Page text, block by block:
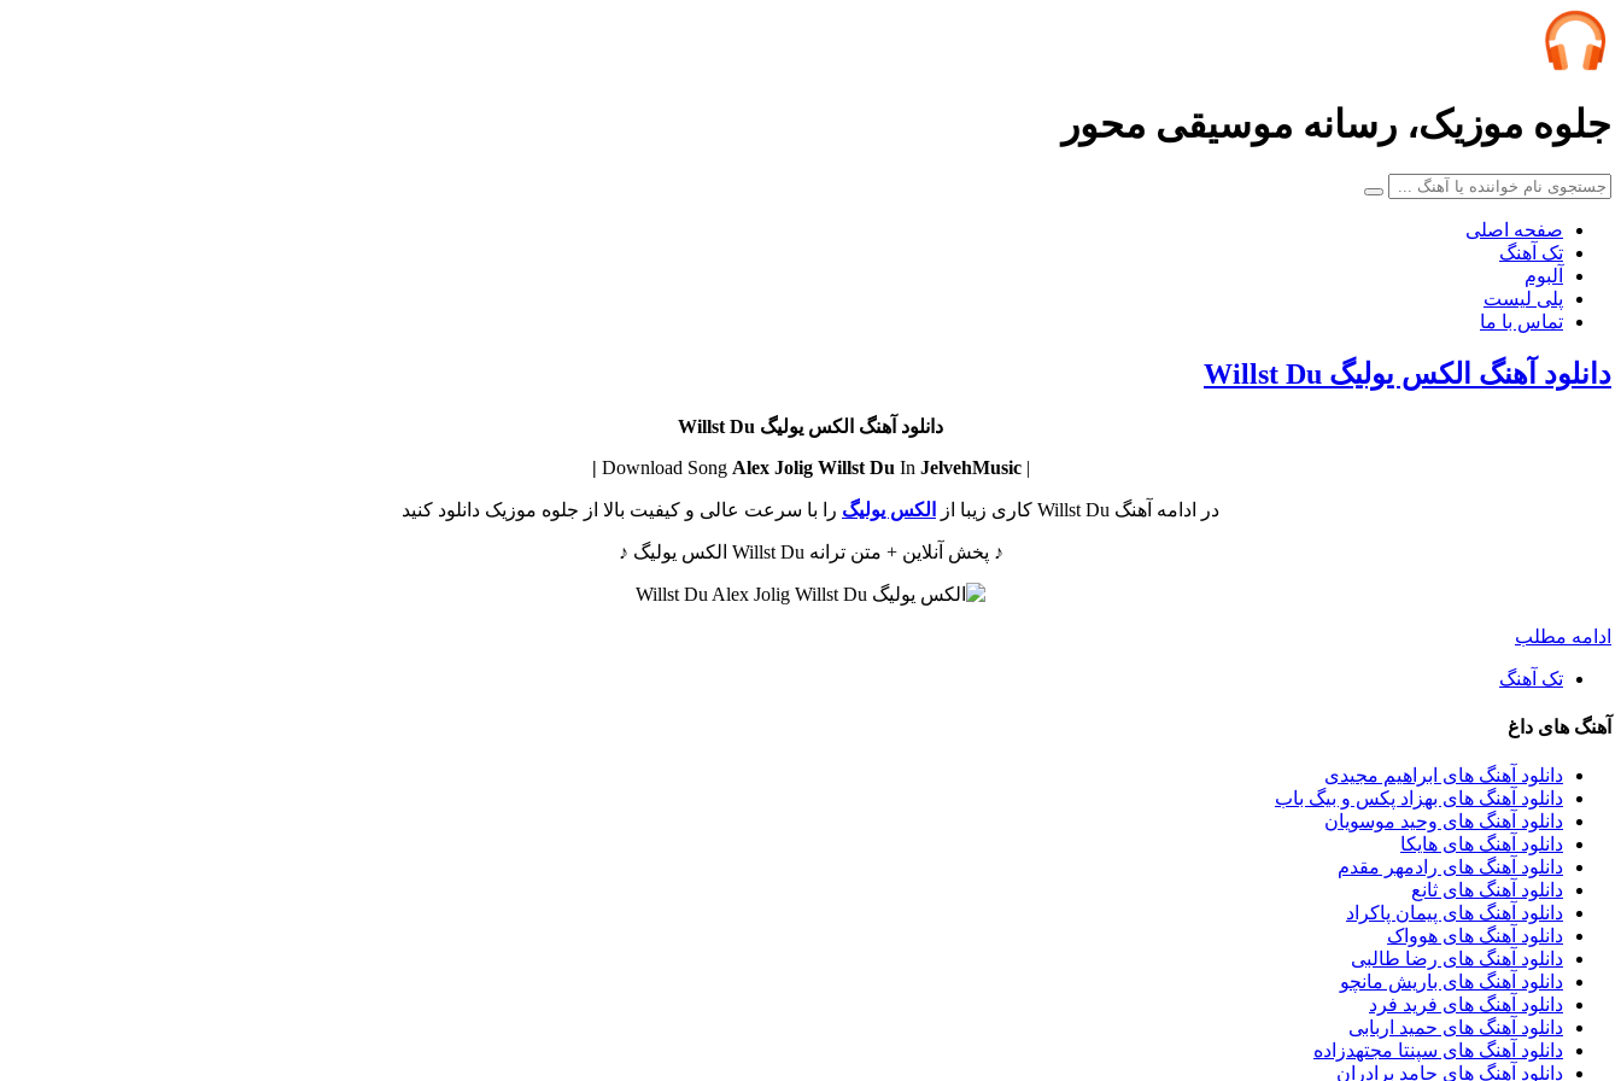
جلوه موزیک، رسانه موسیقی محور
صفحه اصلی
تک آهنگ
آلبوم
پلی لیست
تماس با ما
دانلود آهنگ الکس یولیگ Willst Du
دانلود آهنگ الکس یولیگ Willst Du
| Download Song
Alex Jolig Willst Du In JelvehMusic |
در ادامه آهنگ Willst Du کاری زیبا از الکس یولیگ را با سرعت عالی و کیفیت بالا از جلوه موزیک دانلود کنید
♪ پخش آنلاین + متن ترانه Willst Du الکس یولیگ ♪
ادامه مطلب
تک آهنگ
آهنگ های داغ
دانلود آهنگ های ابراهیم مجیدی
دانلود آهنگ های بهزاد پکس و بیگ باب
دانلود آهنگ های وحید موسویان
دانلود آهنگ های هایکا
دانلود آهنگ های رادمهر مقدم
دانلود آهنگ های ثانع
دانلود آهنگ های پیمان پاکراد
دانلود آهنگ های هوواک
دانلود آهنگ های رضا طالبی
دانلود آهنگ های باریش مانچو
دانلود آهنگ های فرید فرد
دانلود آهنگ های حمید اربابی
دانلود آهنگ های سپنتا مجتهدزاده
دانلود آهنگ های حامد برادران